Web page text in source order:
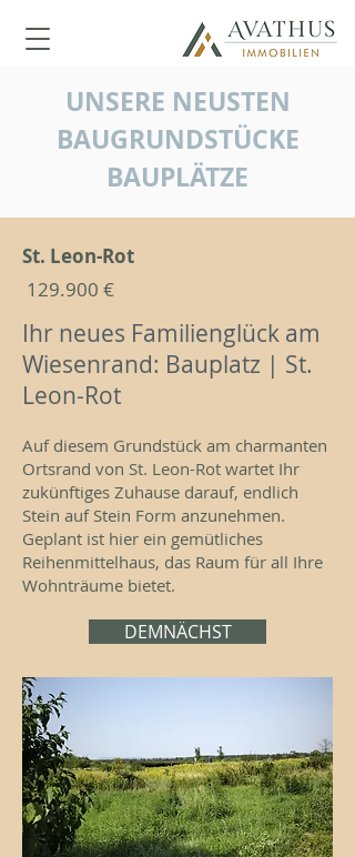
UNSERE NEUSTEN
BAUGRUNDSTÜCKE
BAUPLÄTZE
St. Leon-Rot
129.900 €
Ihr neues Familienglück am
Wiesenrand: Bauplatz | St.
Leon-Rot
Auf diesem Grundstück am charmanten
Ortsrand von St. Leon-Rot wartet Ihr
zukünftiges Zuhause darauf, endlich
Stein auf Stein Form anzunehmen.
Geplant ist hier ein gemütliches
Reihenmittelhaus, das Raum für all Ihre
Wohnträume bietet.
DEMNÄCHST